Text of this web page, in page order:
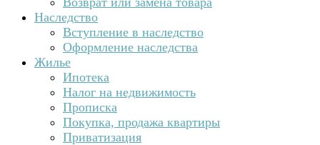
Наследство
Вступление в наследство
Оформление наследства
Жилье
Ипотека
Налог на недвижимость
Прописка
Покупка, продажа квартиры
Приватизация